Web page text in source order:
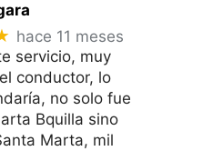
hace 11 meses
servicio, muy
conductor, lo
no solo fue
Bquilla sino
Marta, mil